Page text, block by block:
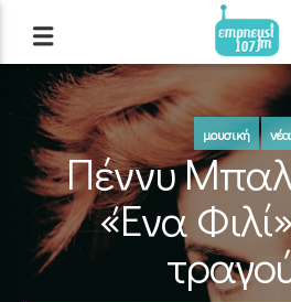
μουσική νέα
Πέννυ
«Ένα